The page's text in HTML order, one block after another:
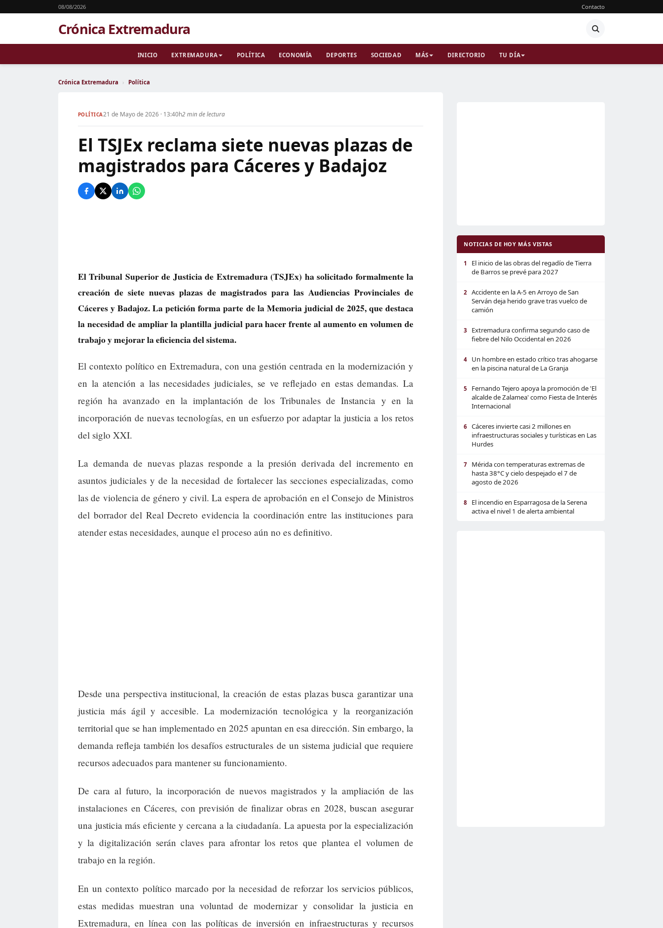
08/08/2026 Contacto
Crónica Extremadura
INICIO EXTREMADURA POLÍTICA ECONOMÍA DEPORTES SOCIEDAD MÁS DIRECTORIO TU DÍA
Crónica Extremadura › Política
POLÍTICA21 de Mayo de 2026 · 13:40h2 min de lectura
El TSJEx reclama siete nuevas plazas de
magistrados para Cáceres y Badajoz
El Tribunal Superior de Justicia de Extremadura (TSJEx) ha solicitado formalmente la
creación de siete nuevas plazas de magistrados para las Audiencias Provinciales de
Cáceres y Badajoz. La petición forma parte de la Memoria judicial de 2025, que destaca
la necesidad de ampliar la plantilla judicial para hacer frente al aumento en volumen de
trabajo y mejorar la eficiencia del sistema.
El contexto político en Extremadura, con una gestión centrada en la modernización y
en la atención a las necesidades judiciales, se ve reflejado en estas demandas. La
región ha avanzado en la implantación de los Tribunales de Instancia y en la
incorporación de nuevas tecnologías, en un esfuerzo por adaptar la justicia a los retos
del siglo XXI.
La demanda de nuevas plazas responde a la presión derivada del incremento en
asuntos judiciales y de la necesidad de fortalecer las secciones especializadas, como
las de violencia de género y civil. La espera de aprobación en el Consejo de Ministros
del borrador del Real Decreto evidencia la coordinación entre las instituciones para
atender estas necesidades, aunque el proceso aún no es definitivo.
Desde una perspectiva institucional, la creación de estas plazas busca garantizar una
justicia más ágil y accesible. La modernización tecnológica y la reorganización
territorial que se han implementado en 2025 apuntan en esa dirección. Sin embargo, la
demanda refleja también los desafíos estructurales de un sistema judicial que requiere
recursos adecuados para mantener su funcionamiento.
De cara al futuro, la incorporación de nuevos magistrados y la ampliación de las
instalaciones en Cáceres, con previsión de finalizar obras en 2028, buscan asegurar
una justicia más eficiente y cercana a la ciudadanía. La apuesta por la especialización
y la digitalización serán claves para afrontar los retos que plantea el volumen de
trabajo en la región.
En un contexto político marcado por la necesidad de reforzar los servicios públicos,
estas medidas muestran una voluntad de modernizar y consolidar la justicia en
Extremadura, en línea con las políticas de inversión en infraestructuras y recursos
NOTICIAS DE HOY MÁS VISTAS
1
El inicio de las obras del regadío de Tierra
de Barros se prevé para 2027
2
Accidente en la A-5 en Arroyo de San
Serván deja herido grave tras vuelco de
camión
3
Extremadura confirma segundo caso de
fiebre del Nilo Occidental en 2026
4
Un hombre en estado crítico tras ahogarse
en la piscina natural de La Granja
5
Fernando Tejero apoya la promoción de 'El
alcalde de Zalamea' como Fiesta de Interés
Internacional
6
Cáceres invierte casi 2 millones en
infraestructuras sociales y turísticas en Las
Hurdes
7
Mérida con temperaturas extremas de
hasta 38°C y cielo despejado el 7 de
agosto de 2026
8
El incendio en Esparragosa de la Serena
activa el nivel 1 de alerta ambiental